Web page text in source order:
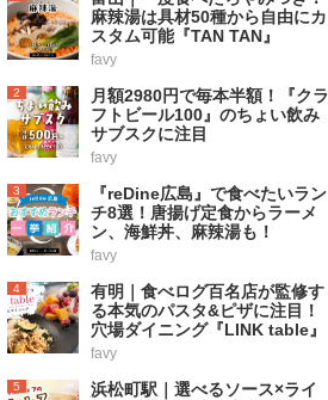
麻辣湯は具材50種から自由にカ
スタム可能『TAN TAN』
favy
2
月額2980円で毎本半額！『クラ
フトビール100』のちょい飲み
サブスクに注目
favy
3
『reDine広島』で食べたいラン
チ8選！唐揚げ定食からラーメ
ン、海鮮丼、麻辣湯も！
favy
4
有明｜食べログ百名店が監修す
る本気のパスタ&ピザに注目！
穴場ダイニング『LINK table』
favy
5
浜松町駅｜選べるソース×ライ